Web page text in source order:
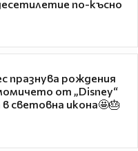
по-късно
празнува рождения
от „Disney“
в световна икона🤩🎂